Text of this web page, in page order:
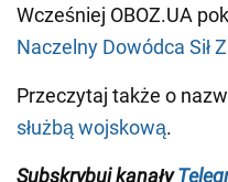
Wcześniej OBOZ.UA
Naczelny Dowódca Sił
Przeczytaj także o
służbą wojskową.
Subskrybuj kanały